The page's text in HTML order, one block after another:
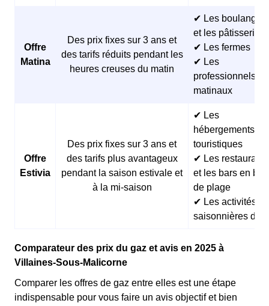
Offre
Matina
Des prix fixes sur 3 ans et
des tarifs réduits pendant les
heures creuses du matin
✔ Les
et les pâtisseries
✔ Les fermes
✔ Les
professionnels
matinaux
Offre
Estivia
Des prix fixes sur 3 ans et
des tarifs plus avantageux
pendant la saison estivale et
à la mi-saison
✔ Les
hébergements
touristiques
✔ Les restaurants
et les bars en
de plage
✔ Les activités
saisonnières
Comparateur des prix du gaz et avis en 2025 à
Villaines-Sous-Malicorne
Comparer les offres de gaz entre elles est une étape
indispensable pour vous faire un avis objectif et bien